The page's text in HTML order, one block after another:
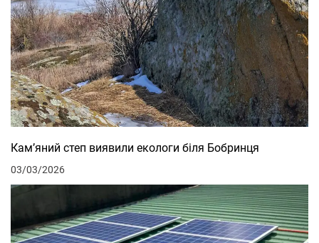
Кам’яний степ виявили екологи біля Бобринця
03/03/2026